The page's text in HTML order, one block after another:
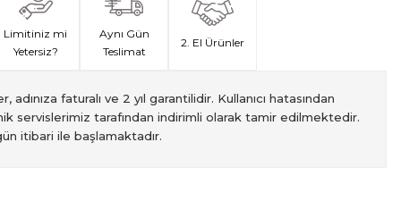
Limitiniz mi
Yetersiz?
Aynı Gün
Teslimat
2. El Ürünler
adınıza faturalı ve 2 yıl garantilidir. Kullanıcı hatasından
servislerimiz tarafından indirimli olarak tamir edilmektedir.
itibari ile başlamaktadır.